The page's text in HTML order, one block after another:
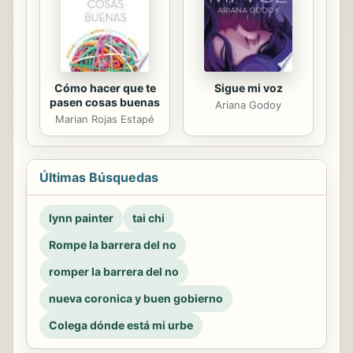
Cómo hacer que te
pasen cosas buenas
Marian Rojas Estapé
Sigue mi voz
Ariana Godoy
Últimas Búsquedas
lynn painter
tai chi
Rompe la barrera del no
romper la barrera del no
nueva coronica y buen gobierno
Colega dónde está mi urbe